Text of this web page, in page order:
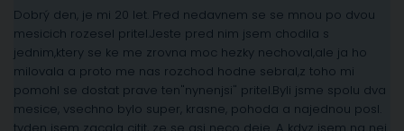
Dobrý den, je mi 20 let. Pred nedavnem se se mnou po dvou
mesicich rozesel pritel.Jeste pred nim jsem chodila s
jednim,ktery se ke me zrovna moc hezky nechoval,ale ja ho
milovala a proto me nas rozchod hodne sebral,z toho mi
pomohl se dostat prave ten"nynenjsi" pritel.Byli jsme spolu dva
mesice, vsechno bylo super, krasne, pohoda a najednou posl.